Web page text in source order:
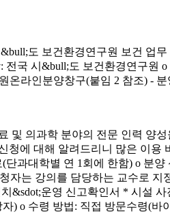
도 보건환경연구원 보건 업
국 시&bull;도 보건환경연구원 o
온라인분양창구(붙임 2 참조) -
및 의과학 분야의 전문 인력 양
에 대해 알려드리니 많은 이용
단과대학별 연 1회에 한함) o 분
는 강의를 담당하는 교수로
&sdot;운영 신고확인서 * 시설
자) o 수령 방법: 직접 방문수령(